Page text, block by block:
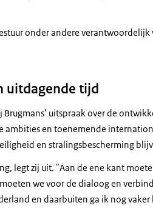
onder andere
uitdagende tijd
Brugmans’ uitspraak over de
ambities en toenemende
en stralingsbescherming
legt zij uit. "Aan de ene kant
we voor de dialoog en
en daarbuiten ga ik nog